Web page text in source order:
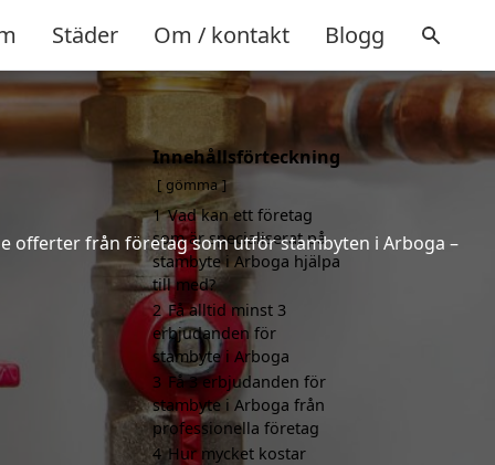
Städer Om / kontakt Blogg
offerter från företag som utför stambyten i Arboga –
Innehållsförteckning
gömma
1 Vad kan ett företag
som är specialiserat på
stambyte i Arboga hjälpa
till med?
2 Få alltid minst 3
erbjudanden för
stambyte i Arboga
3 Få 3 erbjudanden för
stambyte i Arboga från
professionella företag
4 Hur mycket kostar